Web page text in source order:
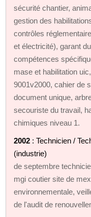
sécurité chantier,
gestion des
contrôles
et électricité), garant
compétences
mase et habilitation
9001v2000, cahier de
document unique,
secouriste du travail,
chimiques niveau 1.
2002 : Technicien /
(industrie)
de septembre
mgi coutier site de
environnementale,
de l'audit de